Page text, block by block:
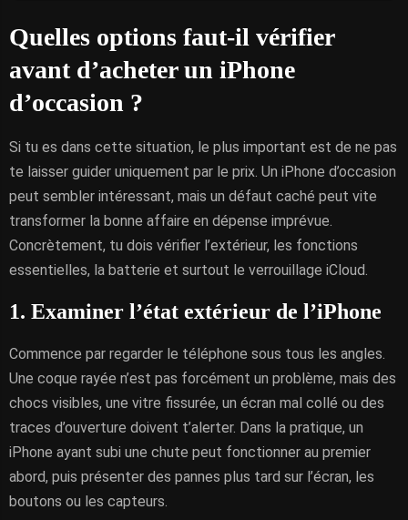
Quelles options faut-il vérifier
avant d’acheter un iPhone
d’occasion ?
Si tu es dans cette situation, le plus important est de ne pas
te laisser guider uniquement par le prix. Un iPhone d’occasion
peut sembler intéressant, mais un défaut caché peut vite
transformer la bonne affaire en dépense imprévue.
Concrètement, tu dois vérifier l’extérieur, les fonctions
essentielles, la batterie et surtout le verrouillage iCloud.
1. Examiner l’état extérieur de l’iPhone
Commence par regarder le téléphone sous tous les angles.
Une coque rayée n’est pas forcément un problème, mais des
chocs visibles, une vitre fissurée, un écran mal collé ou des
traces d’ouverture doivent t’alerter. Dans la pratique, un
iPhone ayant subi une chute peut fonctionner au premier
abord, puis présenter des pannes plus tard sur l’écran, les
boutons ou les capteurs.